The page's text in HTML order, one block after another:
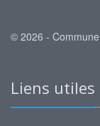
© 2026 -
Liens utiles